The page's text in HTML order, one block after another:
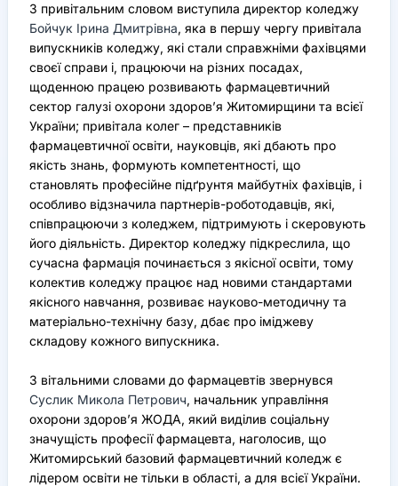
З привітальним словом виступила директор коледжу
Бойчук Ірина Дмитрівна, яка в першу чергу привітала
випускників коледжу, які стали справжніми фахівцями
своєї справи і, працюючи на різних посадах,
щоденною працею розвивають фармацевтичний
сектор галузі охорони здоров’я Житомирщини та всієї
України; привітала колег – представників
фармацевтичної освіти, науковців, які дбають про
якість знань, формують компетентності, що
становлять професійне підґрунтя майбутніх фахівців, і
особливо відзначила партнерів-роботодавців, які,
співпрацюючи з коледжем, підтримують і скеровують
його діяльність. Директор коледжу підкреслила, що
сучасна фармація починається з якісної освіти, тому
колектив коледжу працює над новими стандартами
якісного навчання, розвиває науково-методичну та
матеріально-технічну базу, дбає про іміджеву
складову кожного випускника.
З вітальними словами до фармацевтів звернувся
Суслик Микола Петрович, начальник управління
охорони здоров’я ЖОДА, який виділив соціальну
значущість професії фармацевта, наголосив, що
Житомирський базовий фармацевтичний коледж є
лідером освіти не тільки в області, а для всієї України.